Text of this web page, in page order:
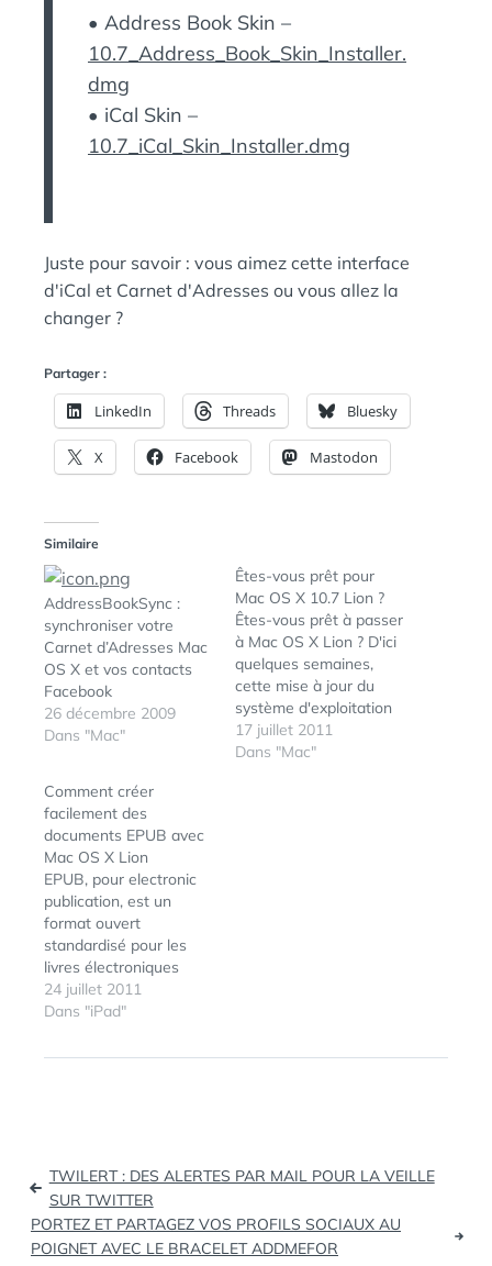
• Address Book Skin –
10.7_Address_Book_Skin_Installer.
dmg
• iCal Skin –
10.7_iCal_Skin_Installer.dmg
Juste pour savoir : vous aimez cette interface
d'iCal et Carnet d'Adresses ou vous allez la
changer ?
Partager :
LinkedIn Threads Bluesky
X Facebook Mastodon
Similaire
AddressBookSync :
synchroniser votre
Carnet d’Adresses Mac
OS X et vos contacts
Facebook
26 décembre 2009
Dans "Mac"
Êtes-vous prêt pour
Mac OS X 10.7 Lion ?
Êtes-vous prêt à passer
à Mac OS X Lion ? D'ici
quelques semaines,
cette mise à jour du
système d'exploitation
de nos Macs va
débarquer, et c'est un
17 juillet 2011
Dans "Mac"
Comment créer
facilement des
documents EPUB avec
Mac OS X Lion
EPUB, pour electronic
publication, est un
format ouvert
standardisé pour les
livres électroniques
proposé par
l'International Digital
l'an dernier les outils de
fonctionnalité au niveau
du système. Ce qui…
24 juillet 2011
Dans "iPad"
ÉTIQUETTES :
ADDRESS
BOOK,
CARNET
Navigation
de
l’article
TWILERT : DES ALERTES PAR MAIL POUR LA VEILLE
SUR TWITTER
PORTEZ ET PARTAGEZ VOS PROFILS SOCIAUX AU
POIGNET AVEC LE BRACELET ADDMEFOR